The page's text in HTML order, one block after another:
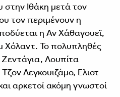
Ιθάκη μετά τον
τον περιμένουν η
η Αν Χάθαγουεϊ,
Χόλαντ. Το πολυπληθές
Λουπίτα
Λεγκουιζάμο, Ελιοτ
αρκετοί ακόμη γνωστοί